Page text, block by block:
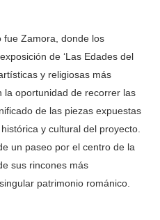
fue Zamora, donde los
de ‘Las Edades del
y religiosas más
la oportunidad de recorrer las
de las piezas expuestas
y cultural del proyecto.
un paseo por el centro de la
sus rincones más
patrimonio románico.